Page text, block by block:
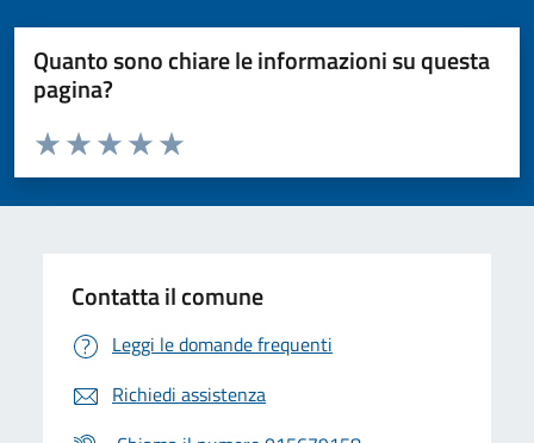
Quanto sono chiare le informazioni su questa
pagina?
Valuta da 1 a 5 stelle la pagina
Valuta 5 stelle su 5
Valuta 4 stelle su 5
Valuta 3 stelle su 5
Valuta 2 stelle su 5
Valuta 1 stelle su 5
Contatta il comune
Leggi le domande frequenti
Richiedi assistenza